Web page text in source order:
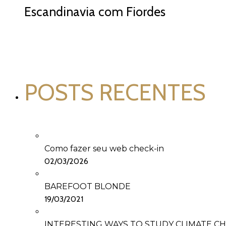
Escandinavia com Fiordes
POSTS RECENTES
Como fazer seu web check-in
02/03/2026
BAREFOOT BLONDE
19/03/2021
INTERESTING WAYS TO STUDY CLIMATE